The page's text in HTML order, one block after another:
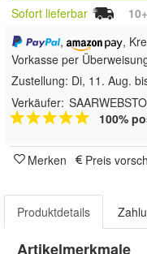
Sofort lieferbar 10+
,
,
Vorkasse per
Zustellung: Di, 11. Aug.
Verkäufer:
100%
Merken Preis
Produktdetails
Artikelmerkmale